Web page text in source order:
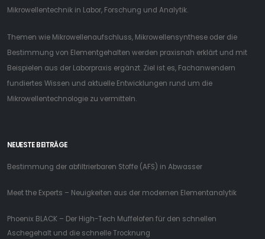
Mikrowellentechnik in Labor, Forschung und Analytik.
Themen wie Mikrowellenaufschluss, Mikrowellensynthese oder die
Bestimmung von Elementgehalten werden praxisnah erklärt und mit
Beispielen aus der Laborpraxis ergänzt. Ziel ist es, Fachanwendern
fundiertes Wissen und aktuelle Entwicklungen rund um die
Mikrowellentechnologie zu vermitteln.
NEUESTE BEITRÄGE
Bestimmung der abfiltrierbaren Stoffe (AFS) in Abwasser
Meet the Experts – Neuigkeiten aus der modernen Elementanalytik
Phoenix BLACK – Der High-Tech Muffelofen für den schnellen
Aschegehalt und die schnelle Trocknung